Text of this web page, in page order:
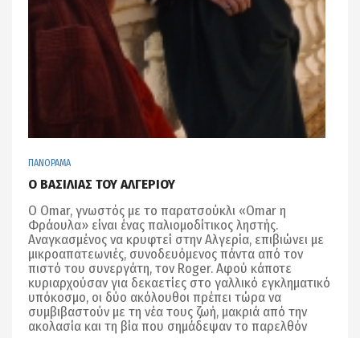
ΠΑΝΟΡΑΜΑ
Ο ΒΑΣΙΛΙΑΣ ΤΟΥ ΑΛΓΕΡΙΟΥ
O Omar, γνωστός με το παρατσούκλι «Omar η
Φράουλα» είναι ένας παλιομοδίτικος ληστής.
Αναγκασμένος να κρυφτεί στην Αλγερία, επιβιώνει με
μικροαπατεωνιές, συνοδευόμενος πάντα από τον
πιστό του συνεργάτη, τον Roger. Αφού κάποτε
κυριαρχούσαν για δεκαετίες στο γαλλικό εγκληματικό
υπόκοσμο, οι δύο ακόλουθοι πρέπει τώρα να
συμβιβαστούν με τη νέα τους ζωή, μακριά από την
ακολασία και τη βία που σημάδεψαν το παρελθόν